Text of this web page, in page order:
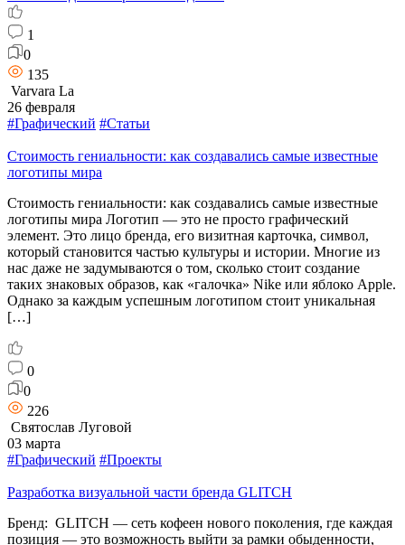
1
0
135
Varvara La
26 февраля
#Графический #Статьи
Стоимость гениальности: как создавались самые известные
логотипы мира
Стоимость гениальности: как создавались самые известные
логотипы мира Логотип — это не просто графический
элемент. Это лицо бренда, его визитная карточка, символ,
который становится частью культуры и истории. Многие из
нас даже не задумываются о том, сколько стоит создание
таких знаковых образов, как «галочка» Nike или яблоко Apple.
Однако за каждым успешным логотипом стоит уникальная
[…]
0
0
226
Святослав Луговой
03 марта
#Графический #Проекты
Разработка визуальной части бренда GLITCH
Бренд: GLITCH — сеть кофеен нового поколения, где каждая
позиция — это возможность выйти за рамки обыденности,